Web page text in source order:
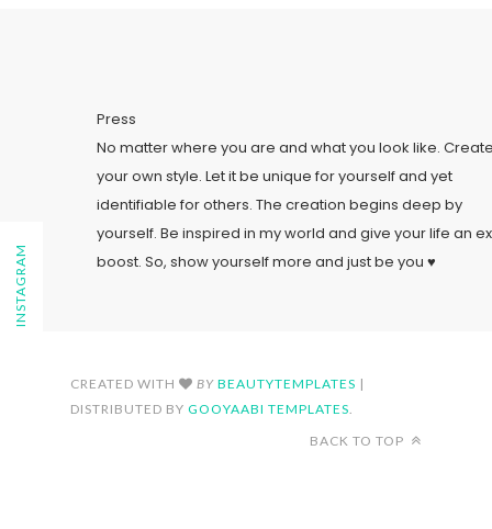
Press
No matter where you are and what you look like.
your own style. Let it be unique for yourself and yet
identifiable for others. The creation begins deep by
yourself. Be inspired in my world and give your life an
boost. So, show yourself more and just be you ♥
FOLLOW ON INSTAGRAM CREATED WITH BY BEAUTYTEMPLATES |
DISTRIBUTED BY GOOYAABI TEMPLATES.
BACK TO TOP